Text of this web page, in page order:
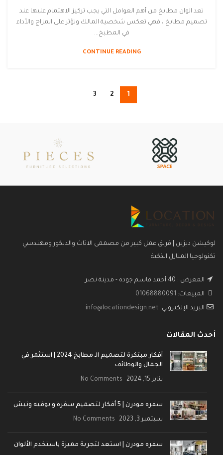
تعد الوان مطابخ من أهم العوامل التي يجب تركيز الاهتمام عليها عند
تصميم مطابخ ، فهي تعكس شخصية المالك وتؤثر على المزاج والأداء
في المطبخ...
CONTINUE READING
1
2
3
لوكيشن ديزين | فريق عمل كبير من مصممى الاثاث والديكور ومهندسي
تكنولوجيا المنازل الذكية
المعرض : 40 أحمد قاسم جوده - مدينة نصر
المبيعات: 01068880091
البريد الإلكتروني: info@locationdesign.net
أحدث المقالات
أفكار مبتكرة لتصميم الـ مطابخ 2024 | استثمر في
الجمال والوظائف
يناير 15, 2024 No Comments
سفره مودرن | 5 أفكار لتصميم سفرة و بوفيه ونيش
سبتمبر 3, 2023 No Comments
سفره مودرن | استعد لتجربة مميزة باستخدم الألوان